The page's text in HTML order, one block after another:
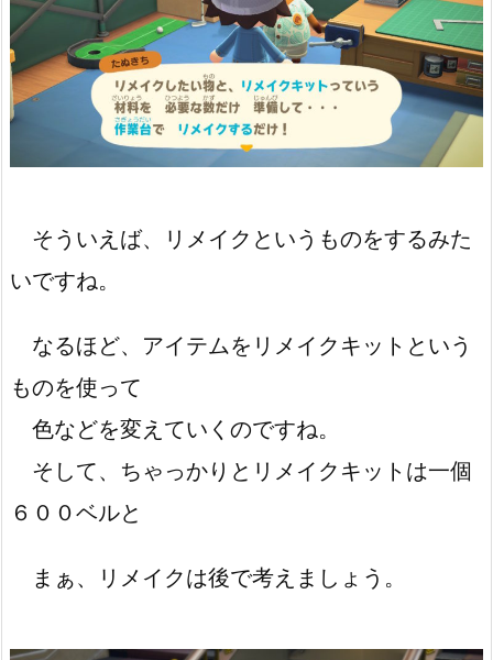
そういえば、リメイクというものをするみた
いですね。
なるほど、アイテムをリメイクキットという
ものを使って
色などを変えていくのですね。
そして、ちゃっかりとリメイクキットは一個
６００ベルと
まぁ、リメイクは後で考えましょう。